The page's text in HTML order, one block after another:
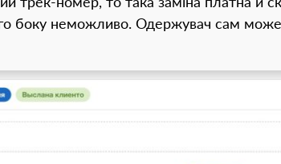
боку неможливо. Одержувач сам може